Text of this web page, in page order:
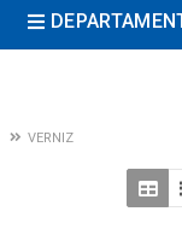
VERNIZ